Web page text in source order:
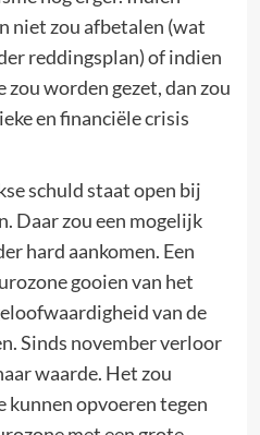
niet zou afbetalen (wat
reddingsplan) of indien
worden gezet, dan zou
en financiële crisis
schuld staat open bij
Daar zou een mogelijk
hard aankomen. Een
gooien van het
van de
Sinds november verloor
waarde. Het zou
kunnen opvoeren tegen